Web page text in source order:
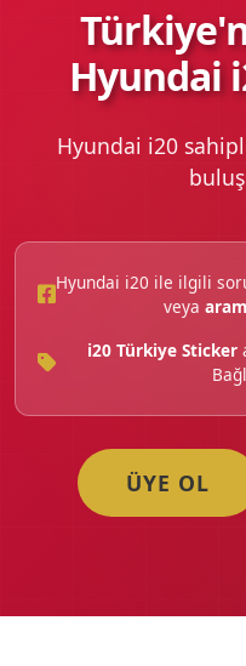
Hyundai
Hyundai i20
Hyundai i20 ile ilgili
veya
i20 Türkiye Sticker
ÜYE OL